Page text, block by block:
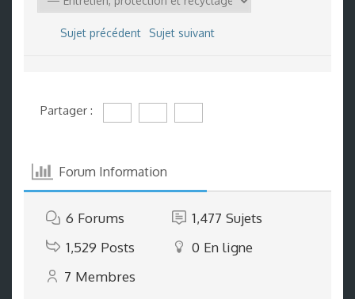
Sujet précédent Sujet suivant
Partager :
Forum Information
6 Forums 1,477 Sujets
1,529 Posts 0 En ligne
7 Membres